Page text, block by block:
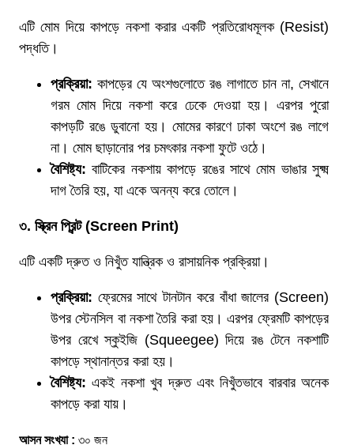
এটি মোম দিয়ে কাপড়ে নকশা করার একটি প্রতিরোধমূলক (Resist)
পদ্ধতি।
প্রক্রিয়া: কাপড়ের যে অংশগুলোতে রঙ লাগাতে চান না, সেখানে
গরম মোম দিয়ে নকশা করে ঢেকে দেওয়া হয়। এরপর পুরো
কাপড়টি রঙে ডুবানো হয়। মোমের কারণে ঢাকা অংশে রঙ লাগে
না। মোম ছাড়ানোর পর চমৎকার নকশা ফুটে ওঠে।
বৈশিষ্ট্য: বাটিকের নকশায় কাপড়ে রঙের সাথে মোম ভাঙার সুক্ষ্ম
দাগ তৈরি হয়, যা একে অনন্য করে তোলে।
৩. স্ক্রিন প্রিন্ট(Screen Print)
এটি একটি দ্রুত ও নিখুঁত যান্ত্রিক ও রাসায়নিক প্রক্রিয়া।
প্রক্রিয়া: ফ্রেমের সাথে টানটান করে বাঁধা জালের (Screen)
উপর স্টেনসিল বা নকশা তৈরি করা হয়। এরপর ফ্রেমটি কাপড়ের
উপর রেখে স্কুইজি (Squeegee) দিয়ে রঙ টেনে নকশাটি
কাপড়ে স্থানান্তর করা হয়।
বৈশিষ্ট্য: একই নকশা খুব দ্রুত এবং নিখুঁতভাবে বারবার অনেক
কাপড়ে করা যায়।
আসন সংখ্যা : ৩০ জন